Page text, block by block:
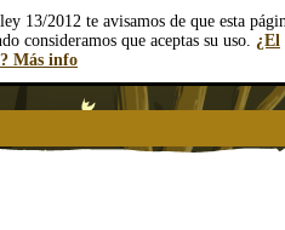
13/2012 te avisamos de que esta
consideramos que aceptas su uso. ¿El
Más info